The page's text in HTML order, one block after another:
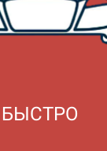
БЫСТРО